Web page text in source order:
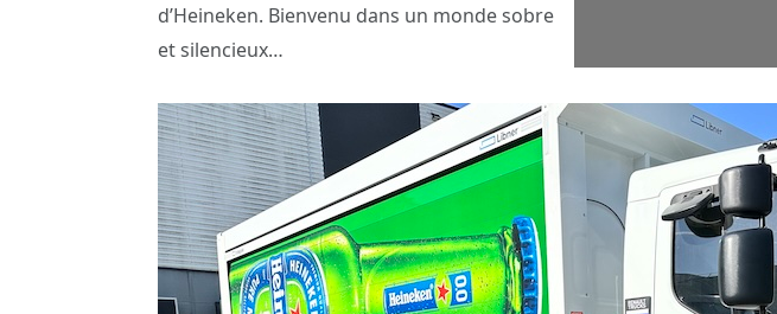
d’Heineken. Bienvenu dans un monde sobre
et silencieux…